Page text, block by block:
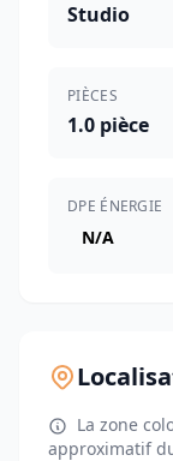
Studio
PIÈCES
1.0 pièce
DPE ÉNERGIE
N/A
La zone
approximatif